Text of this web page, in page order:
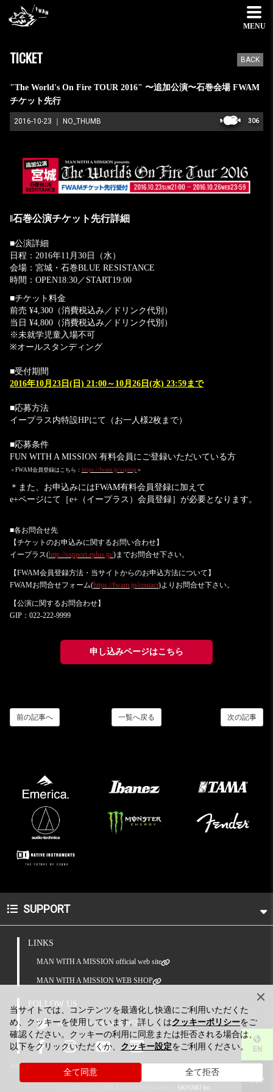
MENU
TICKET BACK
"The World's On Fire TOUR 2016" 〜追加公演〜石巻会場 FWAM
チケット先行
2016-10-23 NO_THUMB 306
‖石巻公演チケット先行詳細
■公演詳細
日程：2016年11月30日（水）
会場：宮城・石巻BLUE RESISTANCE
時間：OPEN18:30／START19:00
■チケット料金
前売 ¥4,300（消費税込み／ドリンク代別）
当日 ¥4,800（消費税込み／ドリンク代別）
※未就学児童入場不可
※オールスタンディング
■受付期間
2016年10月23日(日) 21:00～10月26日(水) 23:59まで
■応募方法
イープラス内特設HPにて（お一人様2枚まで）
■応募条件
FUN WITH A MISSION 有料会員にご登録いただいている方
＜FWAM会員登録はこちら： https://fwam.jp/signup ＞
＊また、お申込みにはFWAM有料会員登録に加えて
e+ページにて［e+（イープラス）会員登録］が必要となります。
■各お問合せ先
【チケットのお申込みに関するお問い合わせ】
イープラス(http://support.eplus.jp/)までお問合せ下さい。
【FWAM会員登録方法・当サイトからのお申込方法について】
FWAMお問合せフォーム(https://fwam.jp/contact)よりお問合せ下さい。
【公演に関するお問合わせ】
GIP：022-222-9999
申し込みページはこちら
次の記事
一覧へ戻る
前の記事へ
EN
TOP
SUPPORT
LINKS
MAN WITH A MISSION official web site
MAN WITH A MISSION WEB SHOP
FOLLOW US
mwamjapan|mwaminfo029
掲載されているすべてのコンテンツ(記事、画像、音声データ、映像データ等)の無断転載を禁
SKIYAKI Inc.
当サイトでは、コンテンツを最適化し快適にご利用いただくた
め、クッキーを使用しています。詳しくはクッキーポリシーをご
確認ください。クッキーの利用に同意または拒否される場合は、
以下をクリックいただくか、 クッキー設定をご利用ください。
全て同意 全て拒否